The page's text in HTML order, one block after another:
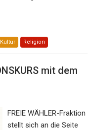
Kultur Religion
mit dem
FREIE WÄHLER-Fraktion
stellt sich an die Seite